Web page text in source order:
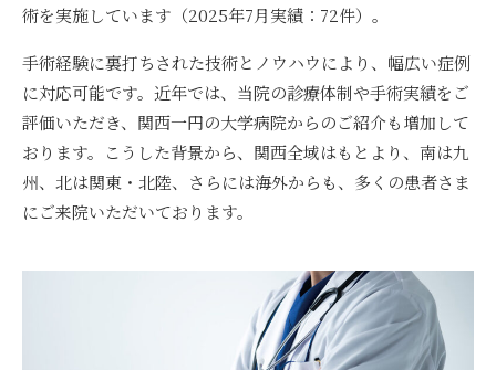
術を実施しています（2025年7月実績：72件）。
手術経験に裏打ちされた技術とノウハウにより、幅広い症例
に対応可能です。近年では、当院の診療体制や手術実績をご
評価いただき、関西一円の大学病院からのご紹介も増加して
おります。こうした背景から、関西全域はもとより、南は九
州、北は関東・北陸、さらには海外からも、多くの患者さま
にご来院いただいております。